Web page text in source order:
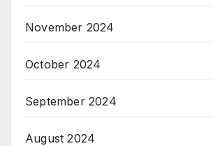
November 2024
October 2024
September 2024
August 2024